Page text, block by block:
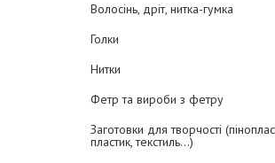
Волосінь, дріт, нитка-гумка
Голки
Нитки
Фетр та вироби з фетру
Заготовки для творчості
пластик, текстиль...)